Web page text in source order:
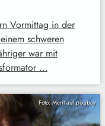
Vormittag in der
schweren
war mit
…
Foto: Merit auf pixabay